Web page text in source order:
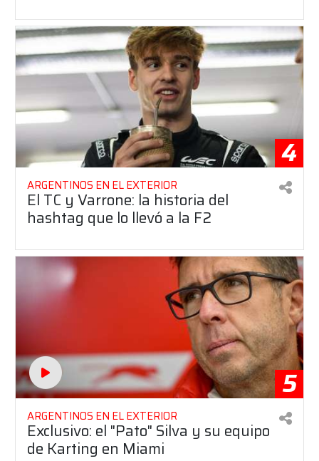
4
ARGENTINOS EN EL EXTERIOR
El TC y Varrone: la historia del
hashtag que lo llevó a la F2
5
ARGENTINOS EN EL EXTERIOR
Exclusivo: el "Pato" Silva y su equipo
de Karting en Miami